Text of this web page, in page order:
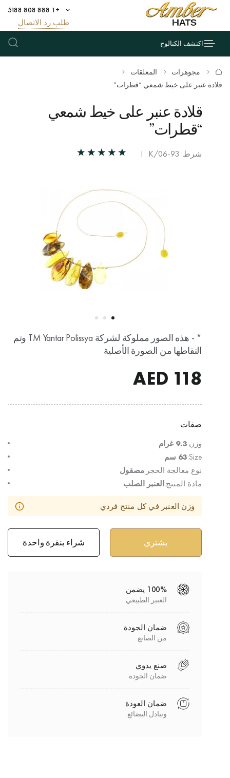
+1 888 808 5188
طلب رد الاتصال
اكتشف الكتالوج
مجوهرات
المعلقات
قلادة عنبر على خيط شمعي “قطرات”
قلادة عنبر على خيط شمعي
“قطرات”
شرط: К/06-93
* - هذه الصور مملوكة لشركة TM Yantar Polissya وتم
التقاطها من الصورة الأصلية
118
صفات
وزن:9.3 غرام
Size: 63 سم
نوع معالجة الحجر:مصقول
مادة المنتج:العنبر الصلب
وزن العنبر في كل منتج فردي
شراء بنقرة واحدة
100% يضمن
العنبر الطبيعي
ضمان الجودة
من الصانع
صنع يدوي
ضمان الجودة
ضمان العودة
وتبادل البضائع